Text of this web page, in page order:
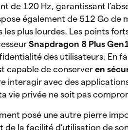
de 120 Hz, garantissant
également de 512 Go de
les plus lourdes. Les points
Snapdragon 8 Plus
des utilisateurs. En
capable de conserveren
interagir avec des
vie privée ne soit pas
posé une autre pierre
de la facilité d’utilisation de